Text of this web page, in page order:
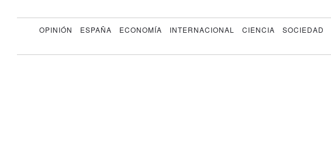
OPINIÓN ESPAÑA ECONOMÍA INTERNACIONAL CIENCIA SOCIEDAD